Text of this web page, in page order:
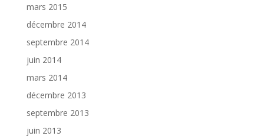
mars 2015
décembre 2014
septembre 2014
juin 2014
mars 2014
décembre 2013
septembre 2013
juin 2013